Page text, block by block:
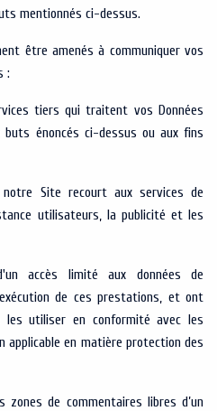
mentionnés ci-dessus.
être amenés à communiquer vos
:
tiers qui traitent vos Données
buts énoncés ci-dessus ou aux fins
Site recourt aux services de
utilisateurs, la publicité et les
accès limité aux données de
de ces prestations, et ont
les utiliser en conformité avec les
applicable en matière protection des
de commentaires libres d’un